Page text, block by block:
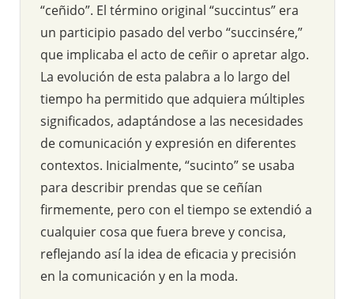
“ceñido”. El término original “succintus” era
un participio pasado del verbo “succinsére,”
que implicaba el acto de ceñir o apretar algo.
La evolución de esta palabra a lo largo del
tiempo ha permitido que adquiera múltiples
significados, adaptándose a las necesidades
de comunicación y expresión en diferentes
contextos. Inicialmente, “sucinto” se usaba
para describir prendas que se ceñían
firmemente, pero con el tiempo se extendió a
cualquier cosa que fuera breve y concisa,
reflejando así la idea de eficacia y precisión
en la comunicación y en la moda.